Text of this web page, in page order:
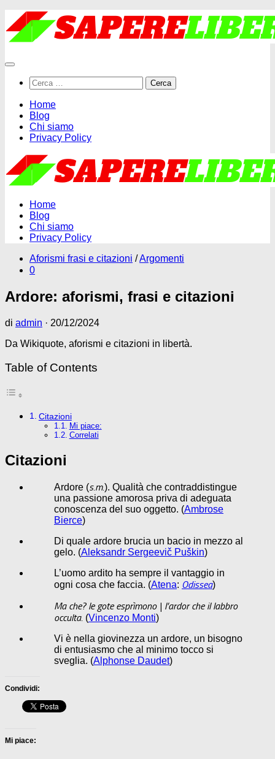
Salta
al
contenuto
Ricerca
per:
Home
Blog
Chi siamo
Privacy Policy
Home
Blog
Chi siamo
Privacy Policy
Aforismi frasi e citazioni /Argomenti
0
Ardore: aforismi, frasi e citazioni
di admin · 20/12/2024
Da Wikiquote, aforismi e citazioni in libertà.
Table of Contents
Citazioni
Mi piace:
Correlati
Citazioni
Ardore (s.m.). Qualità che contraddistingue
una passione amorosa priva di adeguata
conoscenza del suo oggetto. (Ambrose
Bierce)
Di quale ardore brucia un bacio in mezzo al
gelo. (Aleksandr Sergeevič Puškin)
L’uomo ardito ha sempre il vantaggio in
ogni cosa che faccia. (Atena: Odissea)
Ma che? le gote esprìmono | l’ardor che il labbro
occulta. (Vincenzo Monti)
Vi è nella giovinezza un ardore, un bisogno
di entusiasmo che al minimo tocco si
sveglia. (Alphonse Daudet)
Condividi:
Mi piace: